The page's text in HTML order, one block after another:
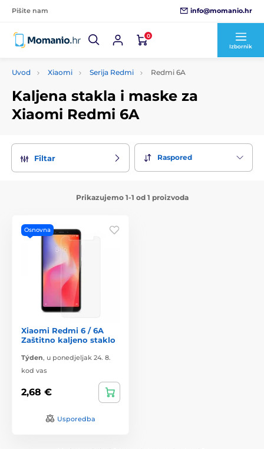
Pišite nam info@momanio.hr
0
Izbornik
Uvod Xiaomi Serija Redmi Redmi 6A
Kaljena stakla i maske za
Xiaomi Redmi 6A
Filtar Raspored
Prikazujemo 1-1 od 1 proizvoda
Osnovna
Xiaomi Redmi 6 / 6A
Zaštitno kaljeno staklo
Týden, u ponedjeljak 24. 8.
kod vas
2,68 €
Usporedba